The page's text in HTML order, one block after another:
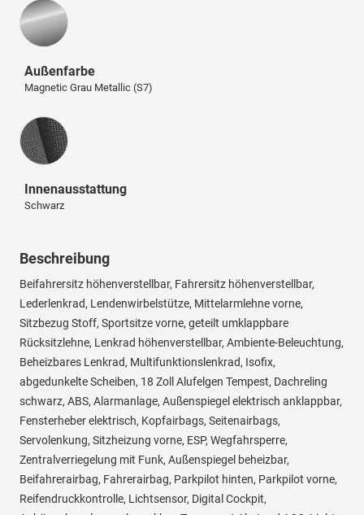
Außenfarbe
Magnetic Grau Metallic (S7)
Innenausstattung
Innenausstattung
Schwarz
Beschreibung
Beifahrersitz höhenverstellbar, Fahrersitz höhenverstellbar,
Lederlenkrad, Lendenwirbelstütze, Mittelarmlehne vorne,
Sitzbezug Stoff, Sportsitze vorne, geteilt umklappbare
Rücksitzlehne, Lenkrad höhenverstellbar, Ambiente-Beleuchtung,
Beheizbares Lenkrad, Multifunktionslenkrad, Isofix,
abgedunkelte Scheiben, 18 Zoll Alufelgen Tempest, Dachreling
schwarz, ABS, Alarmanlage, Außenspiegel elektrisch anklappbar,
Fensterheber elektrisch, Kopfairbags, Seitenairbags,
Servolenkung, Sitzheizung vorne, ESP, Wegfahrsperre,
Zentralverriegelung mit Funk, Außenspiegel beheizbar,
Beifahrerairbag, Fahrerairbag, Parkpilot hinten, Parkpilot vorne,
Reifendruckkontrolle, Lichtsensor, Digital Cockpit,